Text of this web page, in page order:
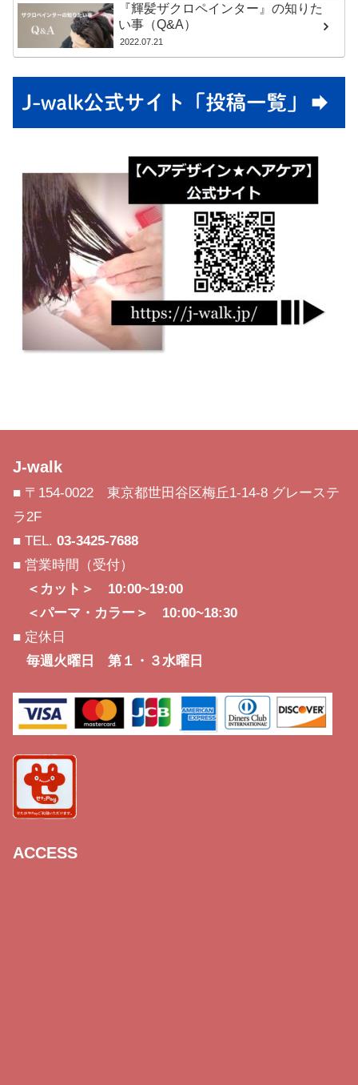
『輝髪ザクロペインター』の知りた
い事（Q&A）
2022.07.21
J-walk
■ 〒154-0022 東京都世田谷区梅丘1-14-8 グレーステ
ラ2F
■ TEL. 03-3425-7688
■ 営業時間（受付）
＜カット＞ 10:00~19:00
＜パーマ・カラー＞ 10:00~18:30
■ 定休日
毎週火曜日 第１・３水曜日
ACCESS